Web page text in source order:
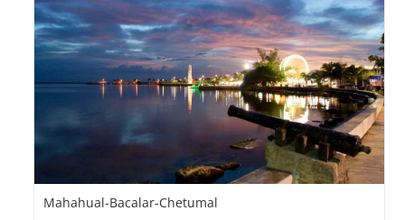
Mahahual-Bacalar-Chetumal